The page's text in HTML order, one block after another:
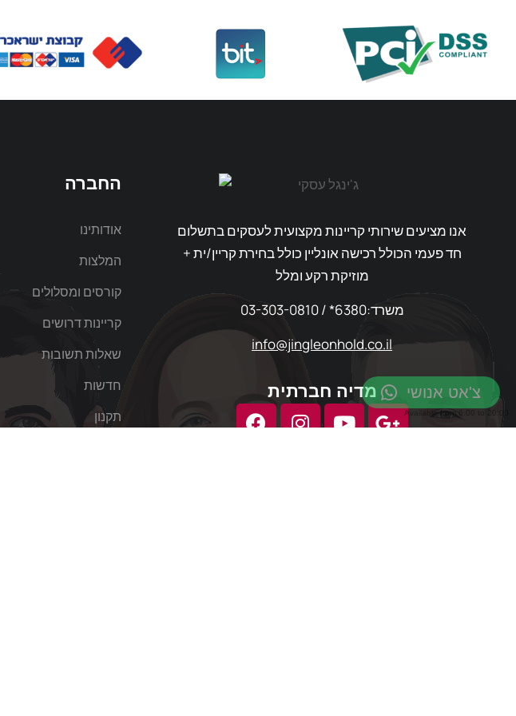
החברה
אודותינו
המלצות
קורסים ומסלולים
קריינות דרושים
שאלות תשובות
חדשות
תקנון
אנו מציעים שירותי קריינות מקצועית לעסקים בתשלום
חד פעמי הכולל רכישה אונליין כולל בחירת קריין/ית +
מוזיקת רקע ומלל
03-303-0810 / *6380:משרד
info@jingleonhold.co.il
מדיה חברתית צ'אט אנושי
Available from 6:00